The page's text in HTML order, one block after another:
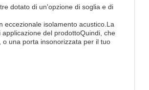
dotato di un'opzione di soglia e di
eccezionale isolamento acustico.La
del prodottoQuindi, che
una porta insonorizzata per il tuo